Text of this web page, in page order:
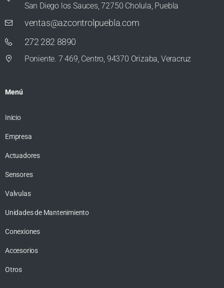
San Diego los Sauces, 72750 Cholula, Puebla
ventas@azcontrolpuebla.com
272 282 8890
Poniente. 7 469, Centro, 94370 Orizaba, Veracruz
Menú
Inicio
Empresa
Actuadores
Sensores
Valvulas
Unidades de Mantenimiento
Conexiones
Accesorios
Otros